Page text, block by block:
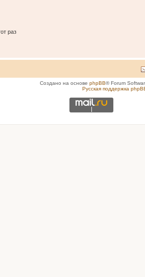
раз
Создано на основе phpBB® Forum
Русская поддержка